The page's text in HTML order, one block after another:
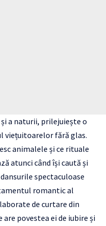
a naturii, prilejuiește o
viețuitoarelor fără glas.
animalele și ce rituale
atunci când își caută și
spectaculoase
romantic al
de curtare din
are povestea ei de iubire și